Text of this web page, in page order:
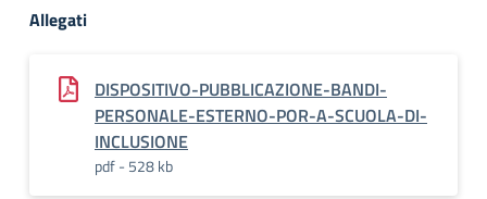
Allegati
DISPOSITIVO-PUBBLICAZIONE-BANDI-
PERSONALE-ESTERNO-POR-A-SCUOLA-DI-
INCLUSIONE
pdf - 528 kb